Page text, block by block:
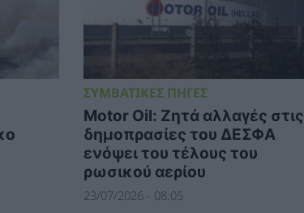
ΣΥΜΒΑΤΙΚΕΣ ΠΗΓΕΣ
Motor Oil: Ζητά αλλαγές στις
δημοπρασίες του ΔΕΣΦΑ
ενόψει του τέλους του
ρωσικού αερίου
23/07/2026 - 08:05